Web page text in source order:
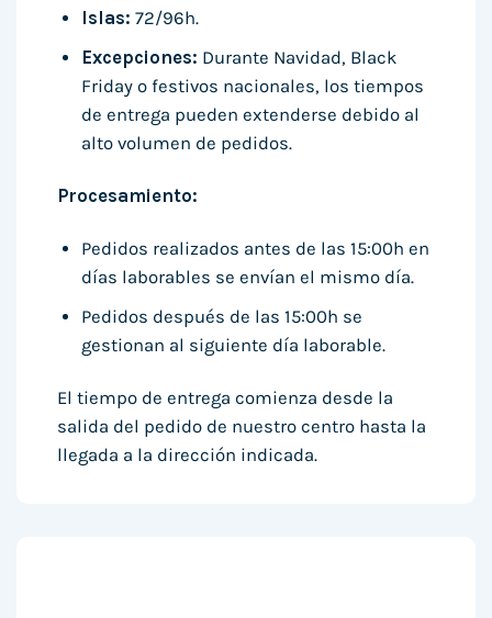
Islas: 72/96h.
Excepciones: Durante Navidad, Black
Friday o festivos nacionales, los tiempos
de entrega pueden extenderse debido al
alto volumen de pedidos.
Procesamiento:
Pedidos realizados antes de las 15:00h en
días laborables se envían el mismo día.
Pedidos después de las 15:00h se
gestionan al siguiente día laborable.
El tiempo de entrega comienza desde la
salida del pedido de nuestro centro hasta la
llegada a la dirección indicada.